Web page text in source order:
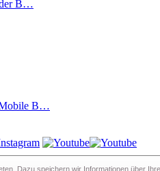
der B…
Mobile B…
Dazu speichern wir Informationen über